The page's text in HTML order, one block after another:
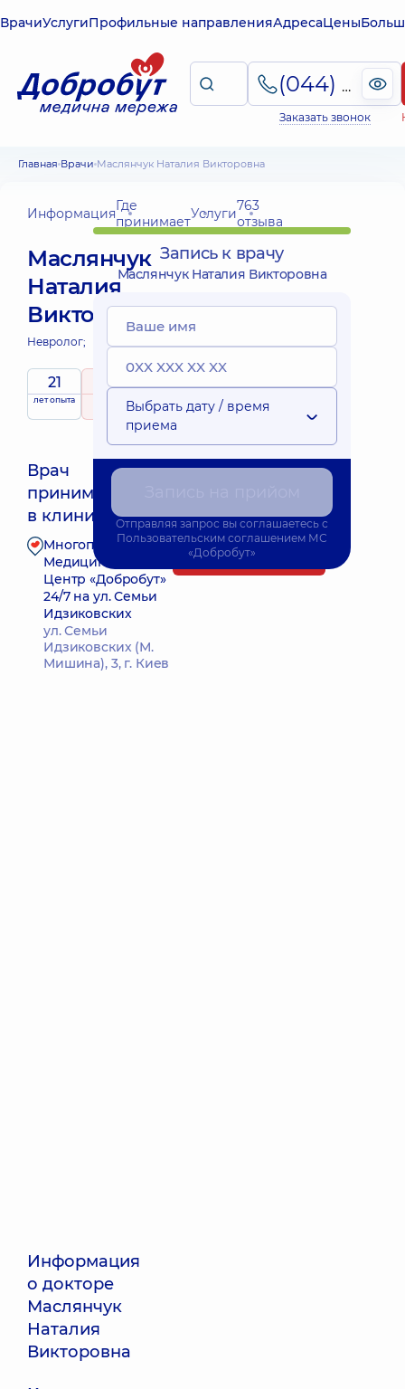
ВрачиУслугиПрофильные направленияАдресаЦены
(044) 495-2-888
Заказать звонок
Главная Врачи Маслянчук Наталия Викторовна
ИнформацияГде
принимаетУслуги763
отзыва
Маслянчук
Наталия
Викторовна
Невролог;
21
лет опыта
5 / 5
рейтингна основе
763 отзыва
Врач
принимает
в клинике
Многопрофильный
Медицинский
Центр «Добробут»
24/7 на ул. Семьи
Идзиковских
ул. Семьи
Идзиковских (М.
Мишина), 3, г. Киев
Запись к врачу
Информация
о докторе
Маслянчук
Наталия
Викторовна
Запись к врачу
Маслянчук Наталия Викторовна
Выбрать дату / время
приема
Отправляя запрос вы соглашаетесь с
Пользовательским соглашением МС
«Добробут»